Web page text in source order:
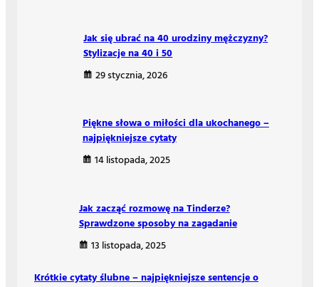
Jak się ubrać na 40 urodziny mężczyzny?
Stylizacje na 40 i 50
29 stycznia, 2026
Piękne słowa o miłości dla ukochanego –
najpiękniejsze cytaty
14 listopada, 2025
Jak zacząć rozmowę na Tinderze?
Sprawdzone sposoby na zagadanie
13 listopada, 2025
Krótkie cytaty ślubne – najpiękniejsze sentencje o